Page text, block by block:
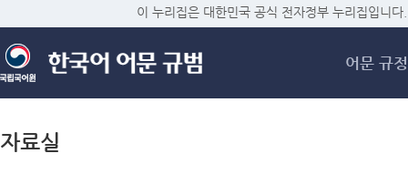
메
이 누리집은 대한민국 공식 전자정부 누리집입니다.
어문 규정
자료실